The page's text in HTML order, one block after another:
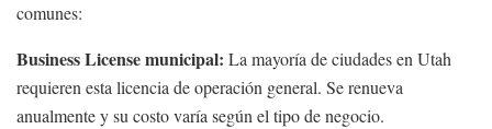
comunes:
Business License municipal: La mayoría de ciudades en Utah
requieren esta licencia de operación general. Se renueva
anualmente y su costo varía según el tipo de negocio.